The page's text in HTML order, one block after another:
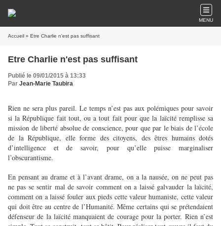
MENU
Accueil » Etre Charlie n'est pas suffisant
Etre Charlie n'est pas suffisant
Publié le 09/01/2015 à 13:33
Par Jean-Marie Taubira
Rien ne sera plus pareil. Le temps n’est pas aux polémiques pour savoir
si la République fait tout, ou a tout fait pour que la laïcité remplisse sa
mission de liberté absolue de conscience, pour que par le biais de l’école
de la République, elle forme des citoyens, des êtres humains dotés
d’intelligence et de savoir, pour qu’elle puisse marginaliser
l’obscurantisme.
En pensant au drame et à l’avant drame, on a la nausée, on ne peut pas
ne pas se sentir mal de savoir comment on a laissé galvauder la laïcité,
comment on a laissé fouler aux pieds cette valeur humaniste, cette valeur
qui doit être au centre de l’Humanité. Même certains qui se prétendaient
défenseur de la laïcité manquaient de courage pour la porter. Rien n’est